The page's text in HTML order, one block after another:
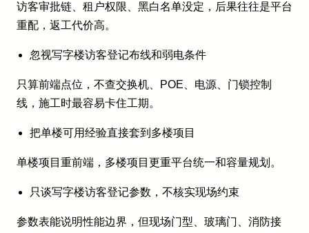
访客审批链、租户权限、黑白名单没定，后果往往是平台
重配，返工代价高。
忽视写字楼访客登记布线和弱电条件
只算前端点位，不查交换机、POE、电源、门锁控制
线，施工时最容易卡住工期。
把单楼可用经验直接套到多楼项目
单楼项目重前端，多楼项目更重平台统一和容量规划。
只谈写字楼访客登记参数，不核实现场约束
参数表能说明性能边界，但现场门型、玻璃门、消防接